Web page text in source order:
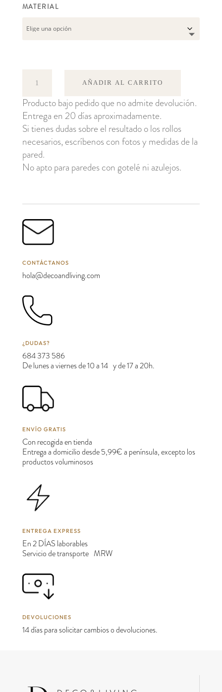
MATERIAL
AÑADIR AL CARRITO
Producto bajo pedido que no admite devolución.
Entrega en 20 días aproximadamente.
Si tienes dudas sobre el resultado o los rollos
necesarios, escríbenos con fotos y medidas de la
pared.
No apto para paredes con gotelé ni azulejos.
CONTÁCTANOS
hola@decoandliving.com
¿DUDAS?
684 373 586
De lunes a viernes de 10 a 14 y de 17 a 20h.
ENVÍO GRATIS
Con recogida en tienda
Entrega a domicilio desde 5,99€ a península, excepto los
productos voluminosos
ENTREGA EXPRESS
En 2 DÍAS laborables
Servicio de transporte MRW
DEVOLUCIONES
14 días para solicitar cambios o devoluciones.